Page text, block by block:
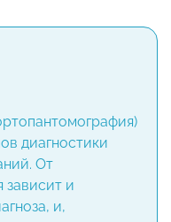
диагностики
От
зависит и
и,